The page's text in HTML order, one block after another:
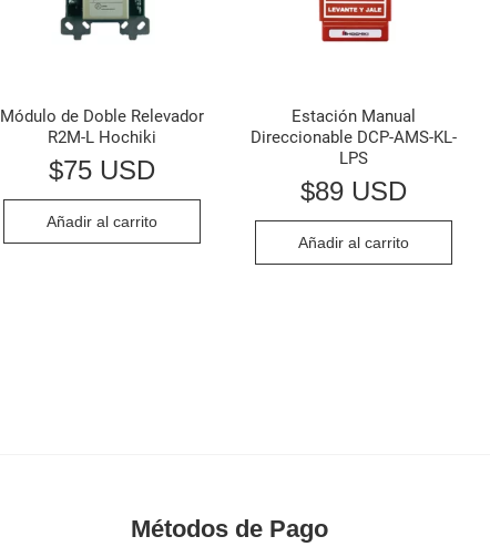
Módulo de Doble Relevador
R2M-L Hochiki
$75 USD
Añadir al carrito
Estación Manual
Direccionable DCP-AMS-KL-
LPS
$89 USD
Añadir al carrito
Métodos de Pago